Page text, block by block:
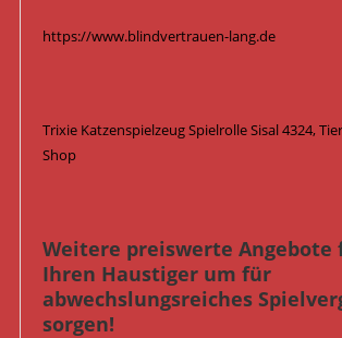
https://www.blindvertrauen-lang.de
Trixie Katzenspielzeug Spielrolle Sisal 4324,
Shop
Weitere preiswerte Angebote
Ihren Haustiger um für
abwechslungsreiches
sorgen!